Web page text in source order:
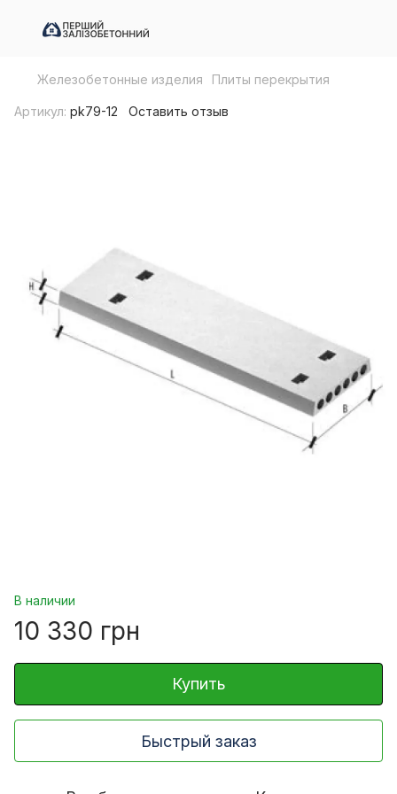
Железобетонные изделия Плиты перекрытия
Артикул: pk79-12 Оставить отзыв
В наличии
10 330 грн
Купить
Быстрый заказ